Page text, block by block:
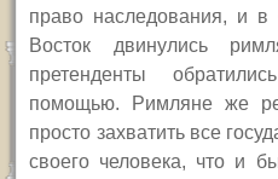
право наследования, и в
Восток двинулись
претенденты
помощью. Римляне же
просто захватить все
своего человека, что и